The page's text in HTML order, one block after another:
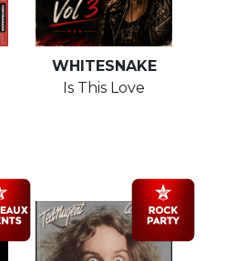
WHITESNAKE
Is This Love